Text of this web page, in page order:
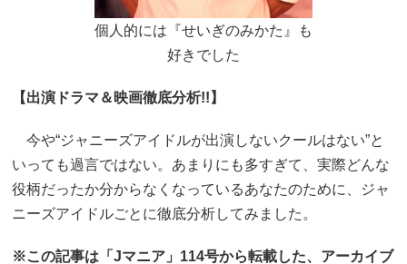
個人的には『せいぎのみかた』も
好きでした
【出演ドラマ＆映画徹底分析!!】
今や“ジャニーズアイドルが出演しないクールはない”と
いっても過言ではない。あまりにも多すぎて、実際どんな
役柄だったか分からなくなっているあなたのために、ジャ
ニーズアイドルごとに徹底分析してみました。
※この記事は「Jマニア」114号から転載した、アーカイブ